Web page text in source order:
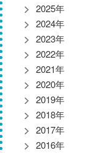
2025年
2024年
2023年
2022年
2021年
2020年
2019年
2018年
2017年
2016年